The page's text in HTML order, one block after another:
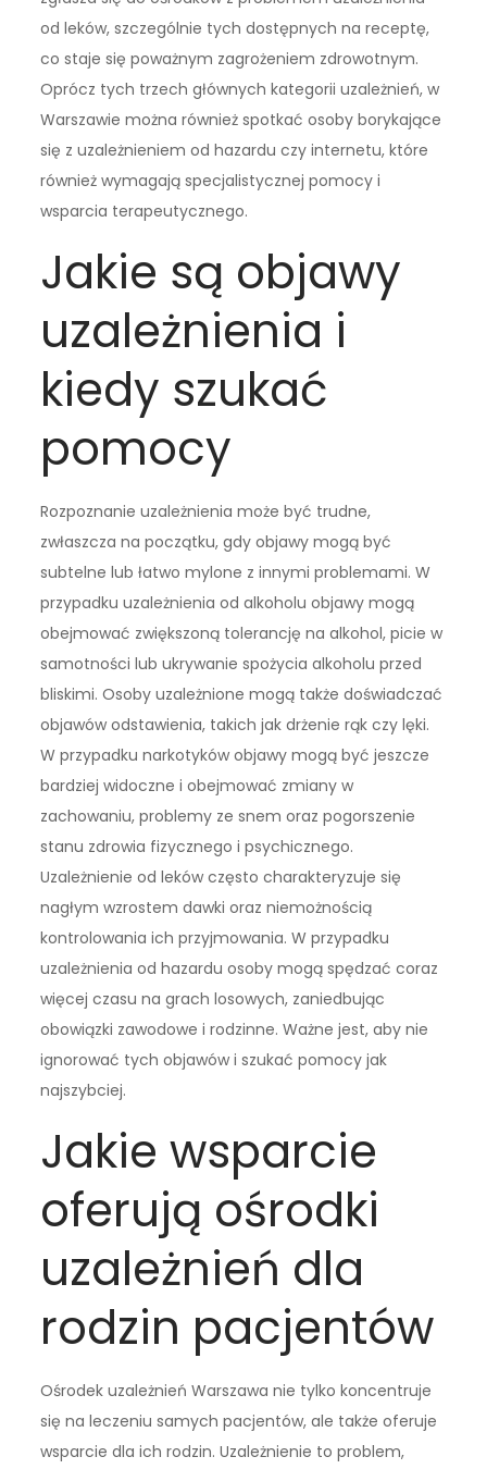
od leków, szczególnie tych dostępnych na receptę,
co staje się poważnym zagrożeniem zdrowotnym.
Oprócz tych trzech głównych kategorii uzależnień, w
Warszawie można również spotkać osoby borykające
się z uzależnieniem od hazardu czy internetu, które
również wymagają specjalistycznej pomocy i
wsparcia terapeutycznego.
Jakie są objawy
uzależnienia i
kiedy szukać
pomocy
Rozpoznanie uzależnienia może być trudne,
zwłaszcza na początku, gdy objawy mogą być
subtelne lub łatwo mylone z innymi problemami. W
przypadku uzależnienia od alkoholu objawy mogą
obejmować zwiększoną tolerancję na alkohol, picie w
samotności lub ukrywanie spożycia alkoholu przed
bliskimi. Osoby uzależnione mogą także doświadczać
objawów odstawienia, takich jak drżenie rąk czy lęki.
W przypadku narkotyków objawy mogą być jeszcze
bardziej widoczne i obejmować zmiany w
zachowaniu, problemy ze snem oraz pogorszenie
stanu zdrowia fizycznego i psychicznego.
Uzależnienie od leków często charakteryzuje się
nagłym wzrostem dawki oraz niemożnością
kontrolowania ich przyjmowania. W przypadku
uzależnienia od hazardu osoby mogą spędzać coraz
więcej czasu na grach losowych, zaniedbując
obowiązki zawodowe i rodzinne. Ważne jest, aby nie
ignorować tych objawów i szukać pomocy jak
najszybciej.
Jakie wsparcie
oferują ośrodki
uzależnień dla
rodzin pacjentów
Ośrodek uzależnień Warszawa nie tylko koncentruje
się na leczeniu samych pacjentów, ale także oferuje
wsparcie dla ich rodzin. Uzależnienie to problem,